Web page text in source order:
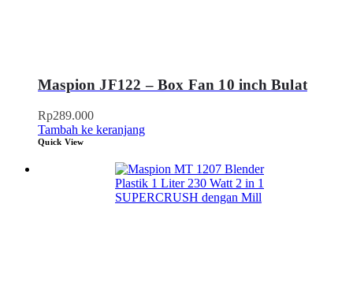
Maspion JF122 – Box Fan 10 inch Bulat
Rp289.000
Tambah ke keranjang
Quick View